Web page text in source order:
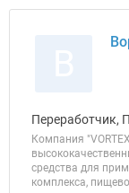
Переработчик,
Компания
средства для
комплекса,